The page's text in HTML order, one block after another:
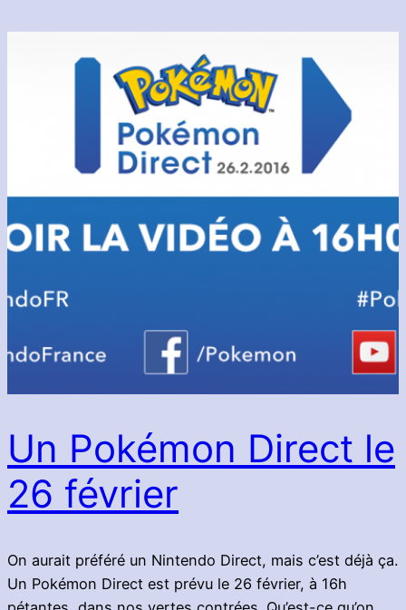
Un Pokémon Direct le
26 février
On aurait préféré un Nintendo Direct, mais c’est déjà ça.
Un Pokémon Direct est prévu le 26 février, à 16h